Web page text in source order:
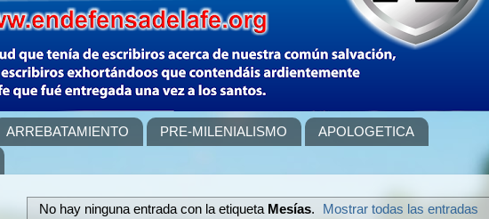
ARREBATAMIENTO PRE-MILENIALISMO
APOLOGETICA
No hay ninguna entrada con la etiqueta Mesías. Mostrar todas las entradas